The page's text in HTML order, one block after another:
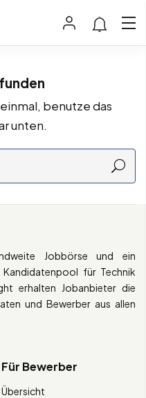
benutze das
unten.
Jobbörse und ein
für Technik
erhalten Jobanbieter die
und Bewerber aus allen
Für Bewerber
Übersicht